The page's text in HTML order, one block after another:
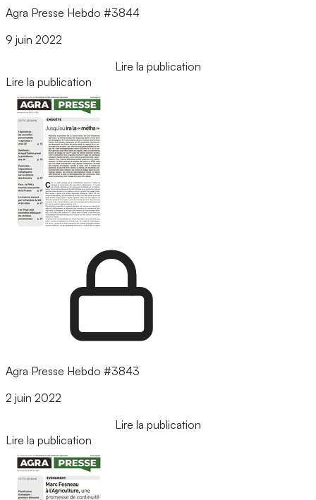
Agra Presse Hebdo #3844
9 juin 2022
Lire la publication
Lire la publication
Agra Presse Hebdo #3843
2 juin 2022
Lire la publication
Lire la publication